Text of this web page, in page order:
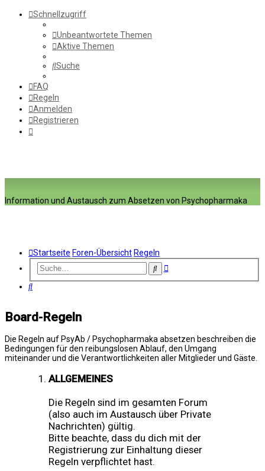
Schnellzugriff
Unbeantwortete Themen
Aktive Themen
Suche
FAQ
Regeln
Anmelden
Registrieren
Information und Austausch zum Absetzen von Psychopharmaka
Startseite Foren-Übersicht Regeln
SucheErweiterte
Suche
Board-Regeln
Die Regeln auf PsyAb / Psychopharmaka absetzen beschreiben die
Bedingungen für den reibungslosen Ablauf, den Umgang
miteinander und die Verantwortlichkeiten aller Mitglieder und Gäste.
ALLGEMEINES
Die Regeln sind im gesamten Forum
(also auch im Austausch über Private
Nachrichten) gültig.
Bitte beachte, dass du dich mit der
Registrierung zur Einhaltung dieser
Regeln verpflichtet hast.